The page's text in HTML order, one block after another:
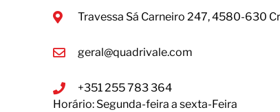
Travessa Sá Carneiro 247, 4580-630
geral@quadrivale.com
+351 255 783 364
Horário: Segunda-feira a sexta-Feira